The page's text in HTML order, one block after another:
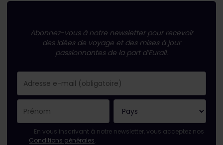
Abonnez-vous à notre newsletter pour recevoir
des idées de voyage et des mises à jour
passionnantes de la part d’Eurail.
Votre abonnement a bien été pris en compte.
Le champ adresse e-mail est obligatoire.
L'adresse e-mail n'est pas valide !
L'inscription à la newsletter a échoué. Veuillez réessayer
Vous êtes déjà abonné(e) à cette newsletter.
Veuillez accepter les conditions générales pour vous
En vous inscrivant à notre newsletter, vous acceptez nos
Conditions générales.